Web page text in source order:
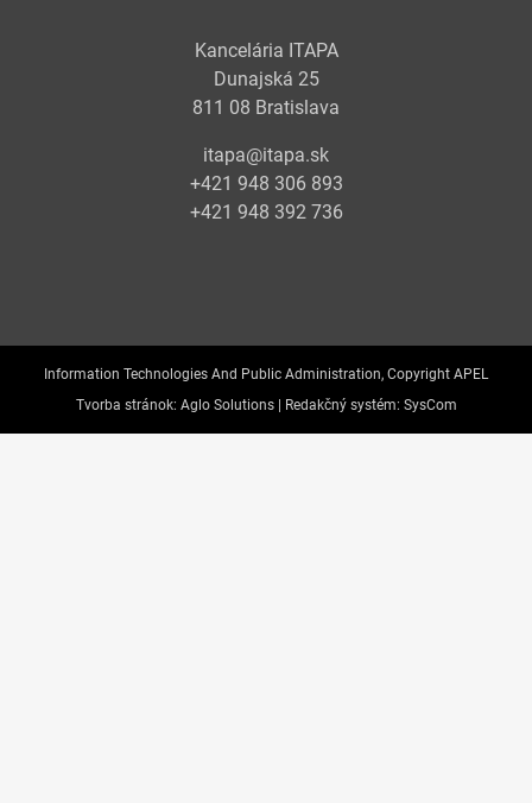
Kancelária ITAPA
Dunajská 25
811 08 Bratislava
itapa@itapa.sk
+421 948 306 893
+421 948 392 736
Information Technologies And Public Administration, Copyright APEL
Tvorba stránok: Aglo Solutions | Redakčný systém: SysCom